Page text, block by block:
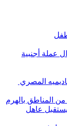
عملة أجنبية
المصري
المناطق بالهرم
عاهل